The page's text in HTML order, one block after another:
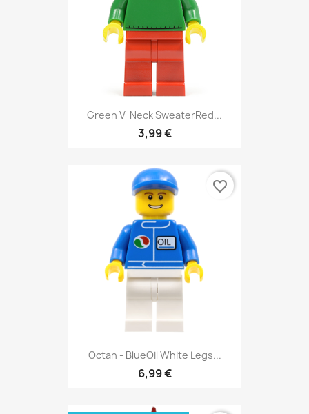
Green V-Neck SweaterRed...
3,99 €
Octan - BlueOil White Legs...
6,99 €
favorite_border